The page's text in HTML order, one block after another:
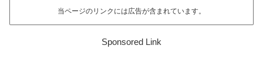
当ページのリンクには広告が含まれています。
Sponsored Link